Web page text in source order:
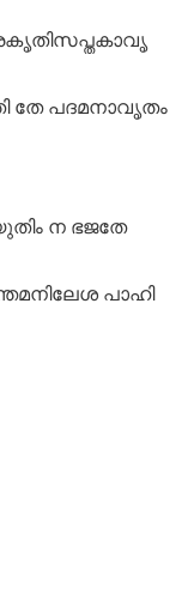
തേ പദമനാവൃതം
ന ഭജതേ
പാഹി